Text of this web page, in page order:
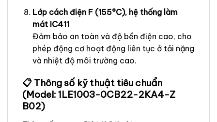
Lớp cách điện F (155°C), hệ thống làm
mát IC411
Đảm bảo an toàn và độ bền điện cao, cho
phép động cơ hoạt động liên tục ở tải nặng
và nhiệt độ môi trường cao.
📋 Thông số kỹ thuật tiêu chuẩn
(Model: 1LE1003-0CB22-2KA4-Z
B02)